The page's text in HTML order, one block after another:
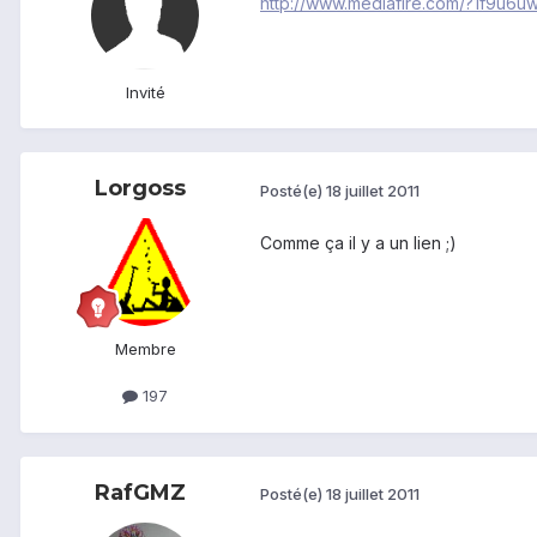
Invité
Lorgoss
Membre
197
Posté(e) 18 juillet 2011
Comme ça il y a un lien ;)
RafGMZ Posté(e) 18 juillet 2011